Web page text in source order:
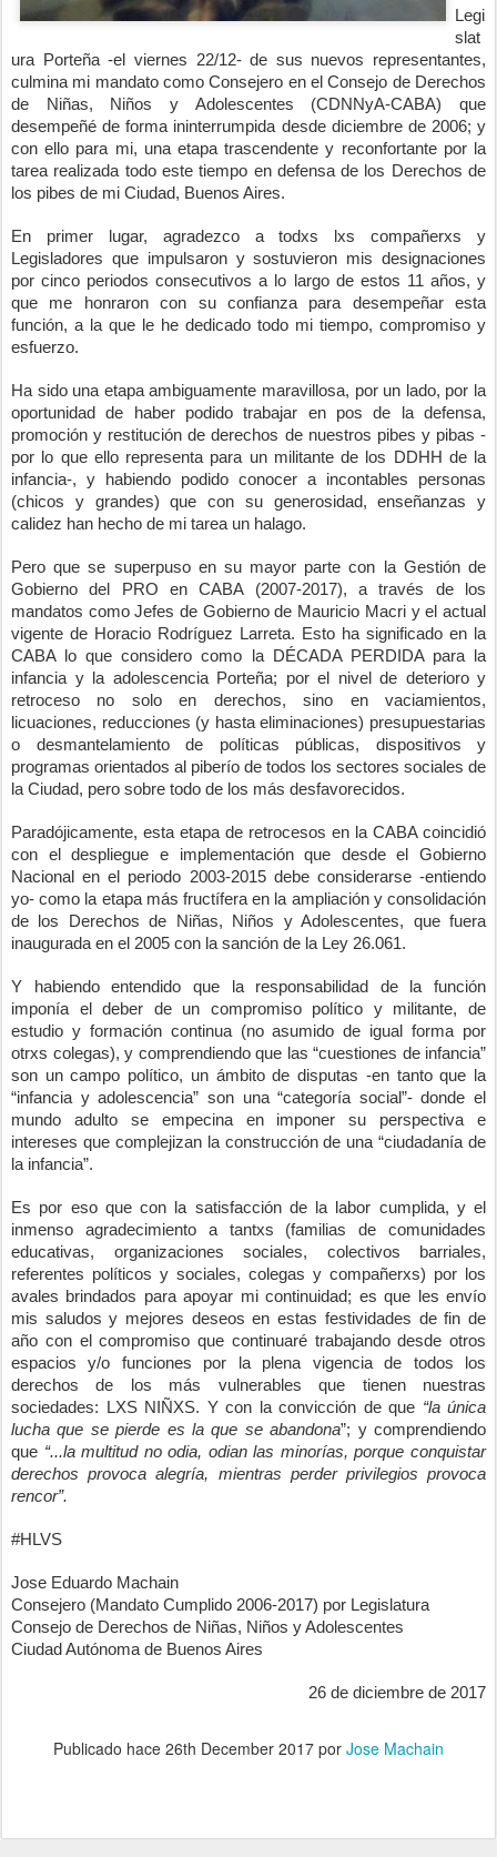
Legi
slat
ura Porteña -el viernes 22/12- de sus nuevos representantes,
culmina mi mandato como Consejero en el Consejo de Derechos
de Niñas, Niños y Adolescentes (CDNNyA-CABA) que
desempeñé de forma ininterrumpida desde diciembre de 2006; y
con ello para mi, una etapa trascendente y reconfortante por la
tarea realizada todo este tiempo en defensa de los Derechos de
los pibes de mi Ciudad, Buenos Aires.
En primer lugar, agradezco a todxs lxs compañerxs y
Legisladores que impulsaron y sostuvieron mis designaciones
por cinco periodos consecutivos a lo largo de estos 11 años, y
que me honraron con su confianza para desempeñar esta
función, a la que le he dedicado todo mi tiempo, compromiso y
esfuerzo.
Ha sido una etapa ambiguamente maravillosa, por un lado, por la
oportunidad de haber podido trabajar en pos de la defensa,
promoción y restitución de derechos de nuestros pibes y pibas -
por lo que ello representa para un militante de los DDHH de la
infancia-, y habiendo podido conocer a incontables personas
(chicos y grandes) que con su generosidad, enseñanzas y
calidez han hecho de mi tarea un halago.
Pero que se superpuso en su mayor parte con la Gestión de
Gobierno del PRO en CABA (2007-2017), a través de los
mandatos como Jefes de Gobierno de Mauricio Macri y el actual
vigente de Horacio Rodríguez Larreta. Esto ha significado en la
CABA lo que considero como la DÉCADA PERDIDA para la
infancia y la adolescencia Porteña; por el nivel de deterioro y
retroceso no solo en derechos, sino en vaciamientos,
licuaciones, reducciones (y hasta eliminaciones) presupuestarias
o desmantelamiento de políticas públicas, dispositivos y
programas orientados al piberío de todos los sectores sociales de
la Ciudad, pero sobre todo de los más desfavorecidos.
Paradójicamente, esta etapa de retrocesos en la CABA coincidió
con el despliegue e implementación que desde el Gobierno
Nacional en el periodo 2003-2015 debe considerarse -entiendo
yo- como la etapa más fructífera en la ampliación y consolidación
de los Derechos de Niñas, Niños y Adolescentes, que fuera
inaugurada en el 2005 con la sanción de la Ley 26.061.
Y habiendo entendido que la responsabilidad de la función
imponía el deber de un compromiso político y militante, de
estudio y formación continua (no asumido de igual forma por
otrxs colegas), y comprendiendo que las “cuestiones de infancia”
son un campo político, un ámbito de disputas -en tanto que la
“infancia y adolescencia” son una “categoría social”- donde el
mundo adulto se empecina en imponer su perspectiva e
intereses que complejizan la construcción de una “ciudadanía de
la infancia”.
Es por eso que con la satisfacción de la labor cumplida, y el
inmenso agradecimiento a tantxs (familias de comunidades
educativas, organizaciones sociales, colectivos barriales,
referentes políticos y sociales, colegas y compañerxs) por los
avales brindados para apoyar mi continuidad; es que les envío
mis saludos y mejores deseos en estas festividades de fin de
año con el compromiso que continuaré trabajando desde otros
espacios y/o funciones por la plena vigencia de todos los
derechos de los más vulnerables que tienen nuestras
sociedades: LXS NIÑXS. Y con la convicción de que “la única
lucha que se pierde es la que se abandona”; y comprendiendo
que “...la multitud no odia, odian las minorías, porque conquistar
derechos provoca alegría, mientras perder privilegios provoca
rencor”.
#HLVS
Jose Eduardo Machain
Consejero (Mandato Cumplido 2006-2017) por Legislatura
Consejo de Derechos de Niñas, Niños y Adolescentes
Ciudad Autónoma de Buenos Aires
26 de diciembre de 2017
Publicado hace 26th December 2017 por Jose Machain